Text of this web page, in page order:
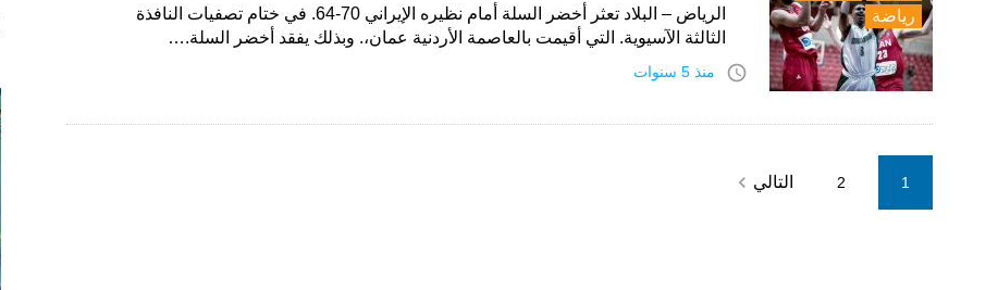
رياضة
الرياض – البلاد تعثر أخضر السلة أمام نظيره الإيراني 70-64. في ختام تصفيات النافذة
الثالثة الآسيوية. التي أقيمت بالعاصمة الأردنية عمان،. وبذلك يفقد أخضر السلة.…
access_time منذ 5 سنوات
Posts
pagination
1
2 التالي navigate_next